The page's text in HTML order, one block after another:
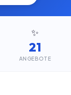
✨
21
ANGEBOTE